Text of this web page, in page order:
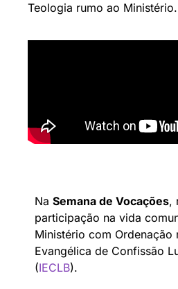
Teologia rumo ao Ministério.
Na Semana de Vocações,
participação na vida
Ministério com Ordenação
Evangélica de Confissão
(IECLB).